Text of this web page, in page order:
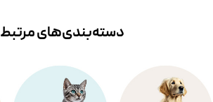
دسته‌بندی‌‌های مرتبط